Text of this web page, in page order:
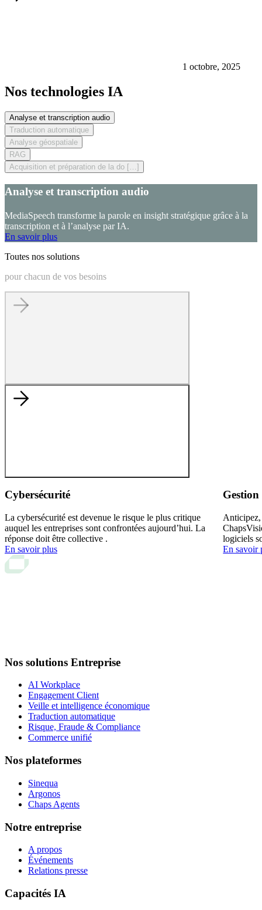
1 octobre, 2025
Nos technologies IA
Analyse et transcription audio
Traduction automatique
Analyse géospatiale
RAG
Acquisition et préparation de la do […]
Analyse et transcription audio
MediaSpeech transforme la parole en insight stratégique grâce à la
transcription et à l’analyse par IA.
En savoir plus
Toutes nos solutions
pour chacun de vos besoins
Cybersécurité
La cybersécurité est devenue le risque le plus critique
auquel les entreprises sont confrontées aujourd’hui. La
réponse doit être collective .
En savoir plus
Gestion
Anticipez,
logiciels
En savoir
Nos solutions Entreprise
AI Workplace
Engagement Client
Veille et intelligence économique
Traduction automatique
Risque, Fraude & Compliance
Commerce unifié
Nos plateformes
Sinequa
Argonos
Chaps Agents
Notre entreprise
A propos
Événements
Relations presse
Capacités IA